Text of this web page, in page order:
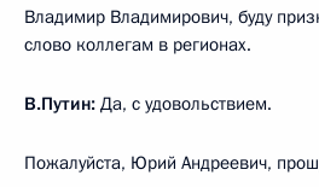
Владимир Владимирович, буду
слово коллегам в регионах.
В.Путин: Да, с удовольствием.
Пожалуйста, Юрий Андреевич,